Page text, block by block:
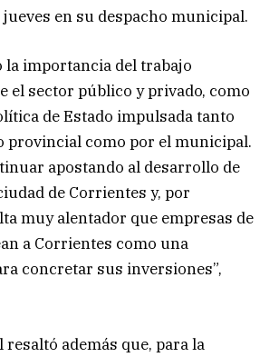
en su despacho municipal.
la importancia del trabajo
el sector público y privado, como
de Estado impulsada tanto
provincial como por el municipal.
apostando al desarrollo de
de Corrientes y, por
muy alentador que empresas de
a Corrientes como una
concretar sus inversiones”,
además que, para la